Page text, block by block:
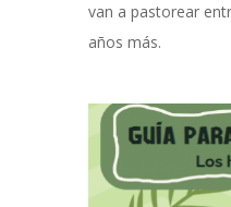
van a pastorear
años más.